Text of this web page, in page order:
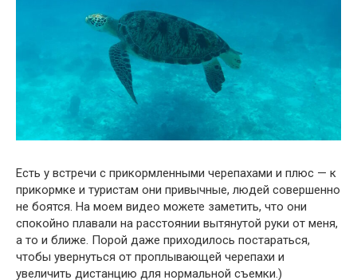
Есть у встречи с прикормленными черепахами и плюс — к
прикормке и туристам они привычные, людей совершенно
не боятся. На моем видео можете заметить, что они
спокойно плавали на расстоянии вытянутой руки от меня,
а то и ближе. Порой даже приходилось постараться,
чтобы увернуться от проплывающей черепахи и
увеличить дистанцию для нормальной съемки.)